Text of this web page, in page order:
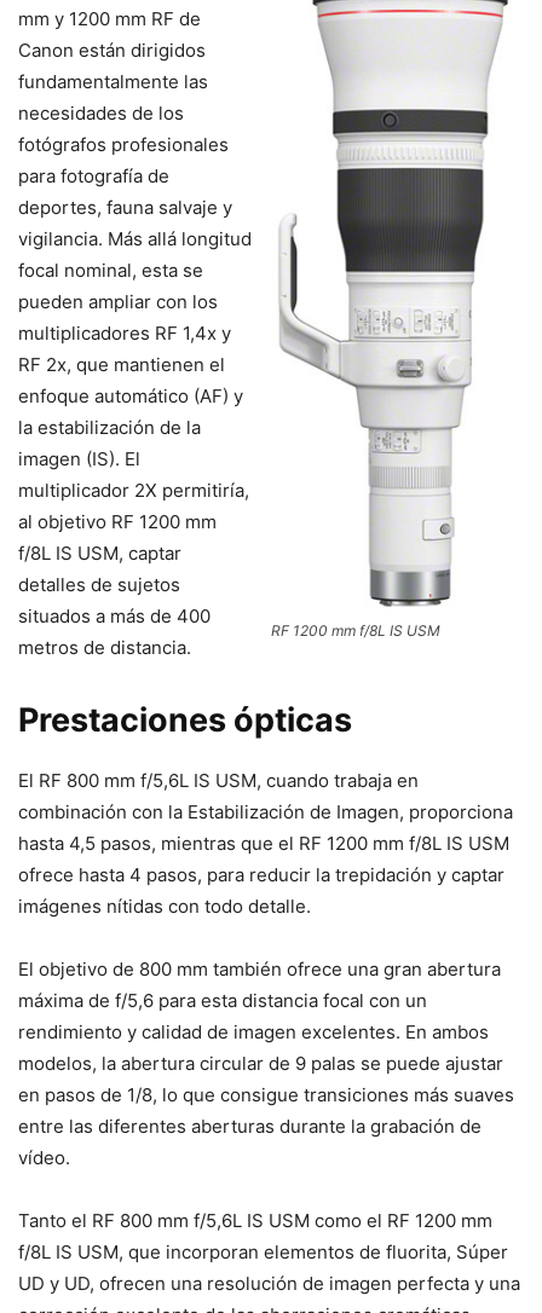
RF 1200 mm f/8L IS USM
mm y 1200 mm RF de
Canon están dirigidos
fundamentalmente las
necesidades de los
fotógrafos profesionales
para fotografía de
deportes, fauna salvaje y
vigilancia. Más allá longitud
focal nominal, esta se
pueden ampliar con los
multiplicadores RF 1,4x y
RF 2x, que mantienen el
enfoque automático (AF) y
la estabilización de la
imagen (IS). El
multiplicador 2X permitiría,
al objetivo RF 1200 mm
f/8L IS USM, captar
detalles de sujetos
situados a más de 400
metros de distancia.
Prestaciones ópticas
El RF 800 mm f/5,6L IS USM, cuando trabaja en
combinación con la Estabilización de Imagen, proporciona
hasta 4,5 pasos, mientras que el RF 1200 mm f/8L IS USM
ofrece hasta 4 pasos, para reducir la trepidación y captar
imágenes nítidas con todo detalle.
El objetivo de 800 mm también ofrece una gran abertura
máxima de f/5,6 para esta distancia focal con un
rendimiento y calidad de imagen excelentes. En ambos
modelos, la abertura circular de 9 palas se puede ajustar
en pasos de 1/8, lo que consigue transiciones más suaves
entre las diferentes aberturas durante la grabación de
vídeo.
Tanto el RF 800 mm f/5,6L IS USM como el RF 1200 mm
f/8L IS USM, que incorporan elementos de fluorita, Súper
UD y UD, ofrecen una resolución de imagen perfecta y una